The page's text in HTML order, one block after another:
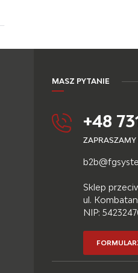
MASZ PYTANIE
+48
ZAPRASZAMY
Sklep
ul.
NIP: